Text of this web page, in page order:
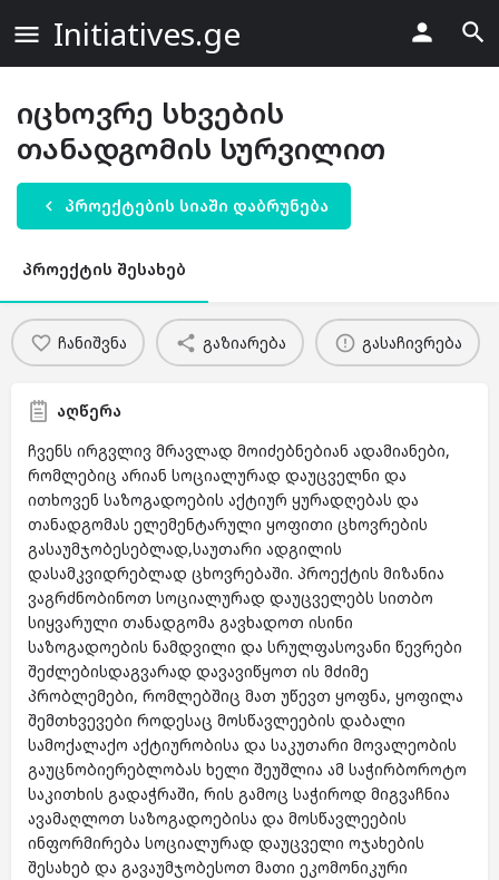
Initiatives.ge
იცხოვრე სხვების
თანადგომის სურვილით
პროექტების სიაში დაბრუნება
პროექტის შესახებ
ჩანიშვნა გაზიარება გასაჩივრება
აღწერა
ჩვენს ირგვლივ მრავლად მოიძებნებიან ადამიანები,
რომლებიც არიან სოციალურად დაუცველნი და
ითხოვენ საზოგადოების აქტიურ ყურადღებას და
თანადგომას ელემენტარული ყოფითი ცხოვრების
გასაუმჯობესებლად,საუთარი ადგილის
დასამკვიდრებლად ცხოვრებაში. პროექტის მიზანია
ვაგრძნობინოთ სოციალურად დაუცველებს სითბო
სიყვარული თანადგომა გავხადოთ ისინი
საზოგადოების ნამდვილი და სრულფასოვანი წევრები
შეძლებისდაგვარად დავავიწყოთ ის მძიმე
პრობლემები, რომლებშიც მათ უწევთ ყოფნა, ყოფილა
შემთხვევები როდესაც მოსწავლეების დაბალი
სამოქალაქო აქტიურობისა და საკუთარი მოვალეობის
გაუცნობიერებლობას ხელი შეუშლია ამ საჭირბოროტო
საკითხის გადაჭრაში, რის გამოც საჭიროდ მიგვაჩნია
ავამაღლოთ საზოგადოებისა და მოსწავლეების
ინფორმირება სოციალურად დაუცველი ოჯახების
შესახებ და გავაუმჯობესოთ მათი ეკომონიკური